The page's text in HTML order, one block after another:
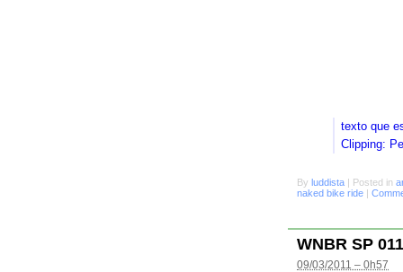
texto que
Clipping:
By luddista | Posted in
naked bike ride |
WNBR SP 011
09/03/2011 – 0h57